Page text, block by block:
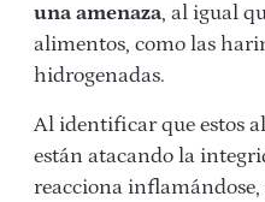
una amenaza, al igual
alimentos, como las
hidrogenadas.
Al identificar que estos
están atacando la
reacciona